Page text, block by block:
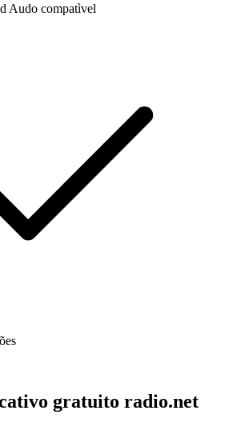
Audo compatìvel
gratuito radio.net